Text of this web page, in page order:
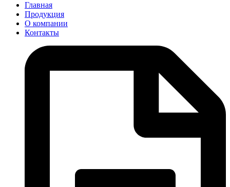
Главная
Продукция
О компании
Контакты